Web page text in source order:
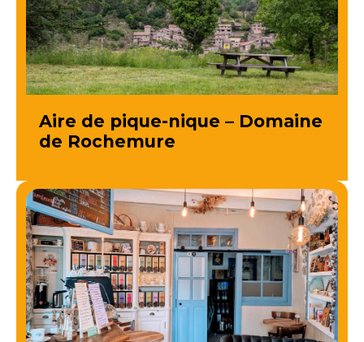
Aire de pique-nique – Domaine
de Rochemure